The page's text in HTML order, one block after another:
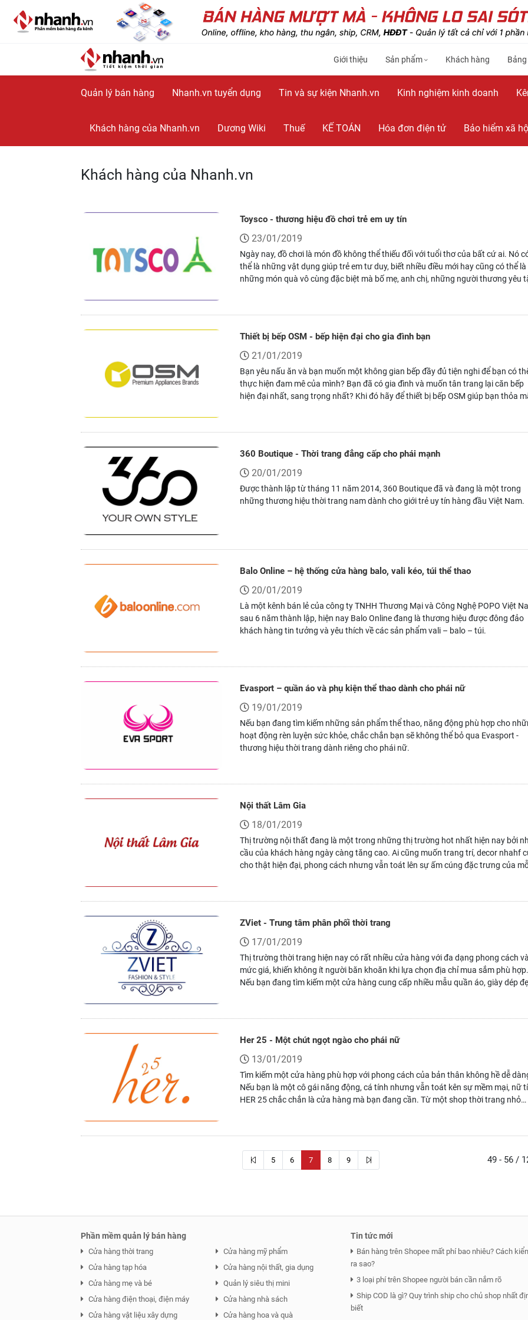
Giới thiệu Sản phẩm Khách hàng
Quản lý bán hàng Nhanh.vn tuyển dụng Tin và sự kiện Nhanh.vn Kinh nghiệm kinh doanh
Khách hàng của Nhanh.vn Dương Wiki Thuế KẾ TOÁN Hóa đơn điện tử Bảo hiểm xã
Khách hàng của Nhanh.vn
Toysco - thương hiệu đồ chơi trẻ em uy tín
23/01/2019
Ngày nay, đồ chơi là món đồ không thể thiếu đối với tuổi thơ của bất cứ ai. Nó
thể là những vật dụng giúp trẻ em tư duy, biết nhiều điều mới hay cũng có thể là
những món quà vô cùng đặc biệt mà bố mẹ, anh chị, những người thương yêu
Thiết bị bếp OSM - bếp hiện đại cho gia đình bạn
21/01/2019
Bạn yêu nấu ăn và bạn muốn một không gian bếp đầy đủ tiện nghi để bạn có
thực hiện đam mê của mình? Bạn đã có gia đình và muốn tân trang lại căn bếp
hiện đại nhất, sang trọng nhất? Khi đó hãy để thiết bị bếp OSM giúp bạn thỏa
360 Boutique - Thời trang đẳng cấp cho phái mạnh
20/01/2019
Được thành lập từ tháng 11 năm 2014, 360 Boutique đã và đang là một trong
những thương hiệu thời trang nam dành cho giới trẻ uy tín hàng đầu Việt Nam.
Balo Online – hệ thống cửa hàng balo, vali kéo, túi thể thao
20/01/2019
Là một kênh bán lẻ của công ty TNHH Thương Mại và Công Nghệ POPO Việt
sau 6 năm thành lập, hiện nay Balo Online đang là thương hiệu được đông đảo
khách hàng tin tưởng và yêu thích về các sản phẩm vali – balo – túi.
Evasport – quần áo và phụ kiện thể thao dành cho phái nữ
19/01/2019
Nếu bạn đang tìm kiếm những sản phẩm thể thao, năng động phù hợp cho
hoạt động rèn luyện sức khỏe, chắc chắn bạn sẽ không thể bỏ qua Evasport -
thương hiệu thời trang dành riêng cho phái nữ.
Nội thất Lâm Gia
18/01/2019
Thị trường nội thất đang là một trong những thị trường hot nhất hiện nay bởi
cầu của khách hàng ngày càng tăng cao. Ai cũng muốn trang trí, decor nhahf
cho thật hiện đại, phong cách nhưng vẫn toát lên sự ấm cúng đặc trưng của
vân giữa hàng trăm, hàng nghìn shop trên thị trường? Nội thất Lâm Gia là một
ZViet - Trung tâm phân phối thời trang
17/01/2019
Thị trường thời trang hiện nay có rất nhiều cửa hàng với đa dạng phong cách và
mức giá, khiến không ít người băn khoăn khi lựa chọn địa chỉ mua sắm phù hợp.
Nếu bạn đang tìm kiếm một cửa hàng cung cấp nhiều mẫu quần áo, giày dép
Her 25 - Một chút ngọt ngào cho phái nữ
13/01/2019
Tìm kiếm một cửa hàng phù hợp với phong cách của bản thân không hề dễ
Nếu bạn là một cô gái năng động, cá tính nhưng vẫn toát kên sự mềm mại, nữ
HER 25 chắc chắn là cửa hàng mà bạn đang cần. Từ một shop thời trang nhỏ
49 - 56 /
5 6 7 8 9
Phần mềm quản lý bán hàng
Cửa hàng thời trang
Cửa hàng tạp hóa
Cửa hàng mẹ và bé
Cửa hàng điện thoại, điện máy
Cửa hàng vật liệu xây dựng
Cửa hàng mỹ phẩm
Cửa hàng nội thất, gia dụng
Quản lý siêu thị mini
Cửa hàng nhà sách
Cửa hàng hoa và quà
Tin tức mới
Bán hàng trên Shopee mất phí bao nhiêu? Cách
ra sao?
3 loại phí trên Shopee người bán cần nắm rõ
Ship COD là gì? Quy trình ship cho chủ shop nhất
biết